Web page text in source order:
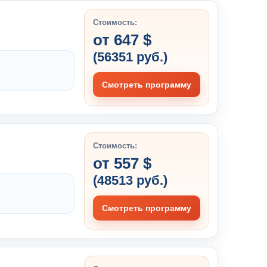
Стоимость:
от 647 $
(56351 руб.)
Смотреть программу
Стоимость:
от 557 $
(48513 руб.)
Смотреть программу